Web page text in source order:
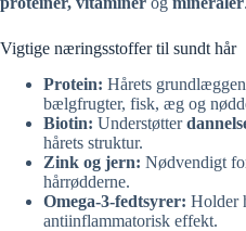
Vigtige næringsstoffer til sundt hår
Protein: Hårets
bælgfrugter, fisk, æg og
Biotin: Understøtter
hårets struktur.
Zink og jern: Nødvendigt
hårrødderne.
Omega-3-fedtsyrer: Holder
antiinflammatorisk effekt.